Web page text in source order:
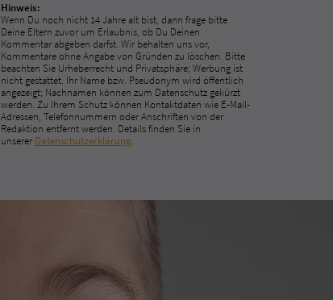
Hinweis:
Wenn Du noch nicht 14 Jahre alt bist, dann frage bitte
Deine Eltern zuvor um Erlaubnis, ob Du Deinen
Kommentar abgeben darfst. Wir behalten uns vor,
Kommentare ohne Angabe von Gründen zu löschen. Bitte
beachten Sie Urheberrecht und Privatsphäre; Werbung ist
nicht gestattet. Ihr Name bzw. Pseudonym wird öffentlich
angezeigt; Nachnamen können zum Datenschutz gekürzt
werden. Zu Ihrem Schutz können Kontaktdaten wie E-Mail-
Adressen, Telefonnummern oder Anschriften von der
Redaktion entfernt werden. Details finden Sie in
unserer Datenschutzerklärung.